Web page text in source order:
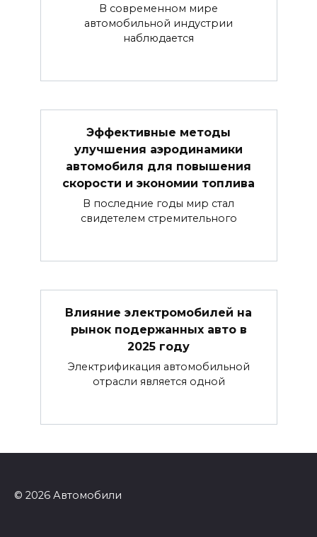
В современном мире
автомобильной индустрии
наблюдается
Эффективные методы
улучшения аэродинамики
автомобиля для повышения
скорости и экономии топлива
В последние годы мир стал
свидетелем стремительного
Влияние электромобилей на
рынок подержанных авто в
2025 году
Электрификация автомобильной
отрасли является одной
© 2026 Автомобили